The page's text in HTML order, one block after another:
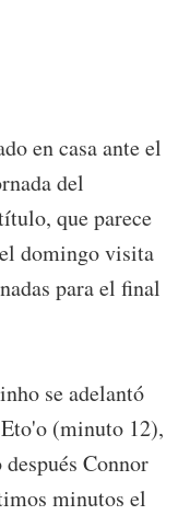
en casa ante el
del
que parece
domingo visita
para el final
se adelantó
(minuto 12),
Connor
minutos el